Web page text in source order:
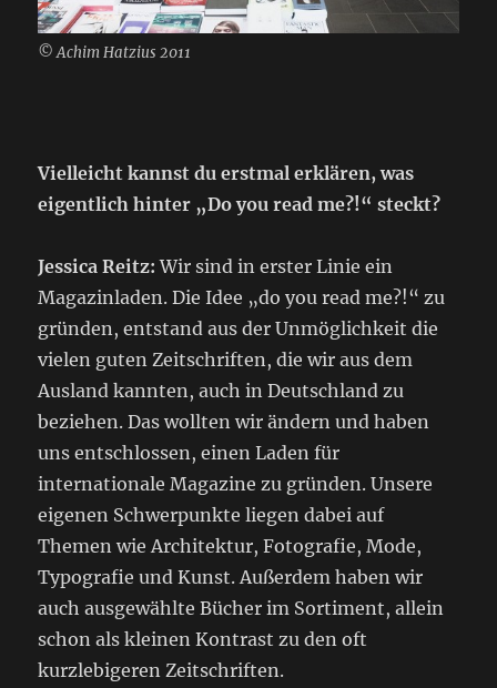
© Achim Hatzius 2011
Vielleicht kannst du erstmal erklären, was
eigentlich hinter „Do you read me?!“ steckt?
Jessica Reitz: Wir sind in erster Linie ein
Magazinladen. Die Idee „do you read me?!“ zu
gründen, entstand aus der Unmöglichkeit die
vielen guten Zeitschriften, die wir aus dem
Ausland kannten, auch in Deutschland zu
beziehen. Das wollten wir ändern und haben
uns entschlossen, einen Laden für
internationale Magazine zu gründen. Unsere
eigenen Schwerpunkte liegen dabei auf
Themen wie Architektur, Fotografie, Mode,
Typografie und Kunst. Außerdem haben wir
auch ausgewählte Bücher im Sortiment, allein
schon als kleinen Kontrast zu den oft
kurzlebigeren Zeitschriften.